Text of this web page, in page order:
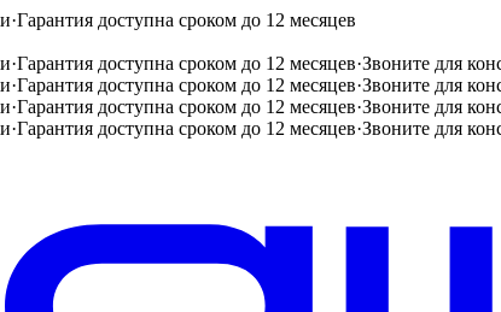
·Гарантия доступна сроком до 12 месяцев
·Гарантия доступна сроком до 12 месяцев·Звоните для
·Гарантия доступна сроком до 12 месяцев·Звоните для
·Гарантия доступна сроком до 12 месяцев·Звоните для
·Гарантия доступна сроком до 12 месяцев·Звоните для